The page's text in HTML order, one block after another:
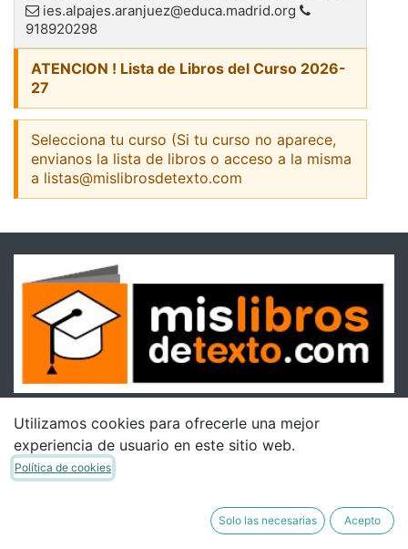
ies.alpajes.aranjuez@educa.madrid.org
918920298
ATENCION ! Lista de Libros del Curso 2026-
27
Selecciona tu curso (Si tu curso no aparece,
envianos la lista de libros o acceso a la misma
a listas@mislibrosdetexto.com
Utilizamos cookies para ofrecerle una mejor
experiencia de usuario en este sitio web.
Política de cookies
Solo las necesarias Acepto